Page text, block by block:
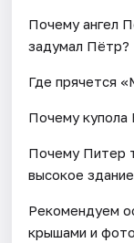
Почему ангел
задумал Пётр?
Где прячется
Почему купола
Почему Питер
высокое
Рекомендуем
крышами и